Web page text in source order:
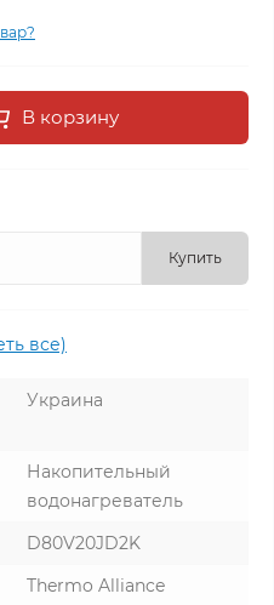
В корзину
Купить
все)
Украина
Накопительный
водонагреватель
D80V20JD2K
Thermo Alliance